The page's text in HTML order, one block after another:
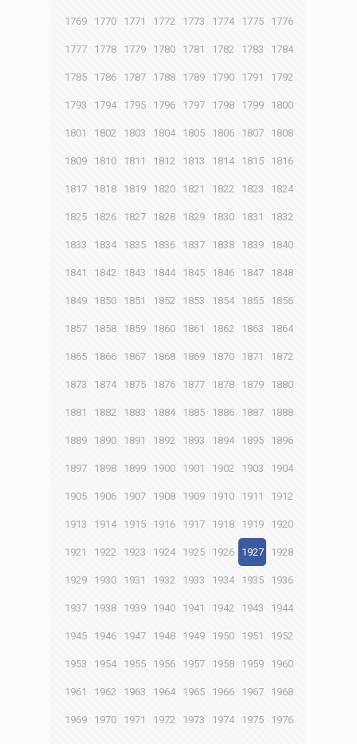
1769 1770 1771 1772 1773 1774 1775 1776
1777 1778 1779 1780 1781 1782 1783 1784
1785 1786 1787 1788 1789 1790 1791 1792
1793 1794 1795 1796 1797 1798 1799 1800
1801 1802 1803 1804 1805 1806 1807 1808
1809 1810 1811 1812 1813 1814 1815 1816
1817 1818 1819 1820 1821 1822 1823 1824
1825 1826 1827 1828 1829 1830 1831 1832
1833 1834 1835 1836 1837 1838 1839 1840
1841 1842 1843 1844 1845 1846 1847 1848
1849 1850 1851 1852 1853 1854 1855 1856
1857 1858 1859 1860 1861 1862 1863 1864
1865 1866 1867 1868 1869 1870 1871 1872
1873 1874 1875 1876 1877 1878 1879 1880
1881 1882 1883 1884 1885 1886 1887 1888
1889 1890 1891 1892 1893 1894 1895 1896
1897 1898 1899 1900 1901 1902 1903 1904
1905 1906 1907 1908 1909 1910 1911 1912
1913 1914 1915 1916 1917 1918 1919 1920
1921 1922 1923 1924 1925 1926 1927 1928
1929 1930 1931 1932 1933 1934 1935 1936
1937 1938 1939 1940 1941 1942 1943 1944
1945 1946 1947 1948 1949 1950 1951 1952
1953 1954 1955 1956 1957 1958 1959 1960
1961 1962 1963 1964 1965 1966 1967 1968
1969 1970 1971 1972 1973 1974 1975 1976